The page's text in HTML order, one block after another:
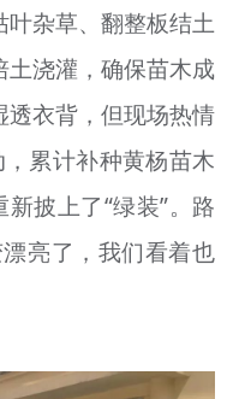
杂草、翻整板结土
浇灌，确保苗木成
衣背，但现场热情
累计补种黄杨苗木
披上了“绿装”。路
亮了，我们看着也